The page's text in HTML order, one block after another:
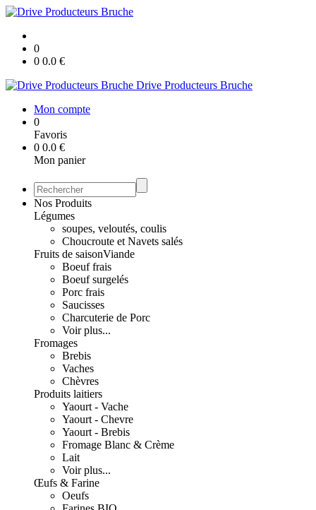
0
0 0.0 €
Drive Producteurs Bruche
Mon compte
0
Favoris
0 0.0 €
Mon panier
Nos Produits
Légumes
soupes, veloutés, coulis
Choucroute et Navets salés
Fruits de saisonViande
Boeuf frais
Boeuf surgelés
Porc frais
Saucisses
Charcuterie de Porc
Voir plus...
Fromages
Brebis
Vaches
Chèvres
Produits laitiers
Yaourt - Vache
Yaourt - Chevre
Yaourt - Brebis
Fromage Blanc & Crème
Lait
Voir plus...
Œufs & Farine
Oeufs